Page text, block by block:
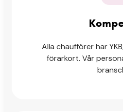
Alla chaufförer har
förarkort. Vår